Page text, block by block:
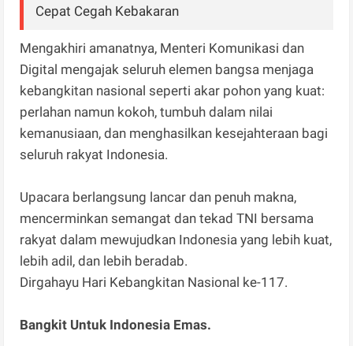
Cepat Cegah Kebakaran
Mengakhiri amanatnya, Menteri Komunikasi dan
Digital mengajak seluruh elemen bangsa menjaga
kebangkitan nasional seperti akar pohon yang kuat:
perlahan namun kokoh, tumbuh dalam nilai
kemanusiaan, dan menghasilkan kesejahteraan bagi
seluruh rakyat Indonesia.
Upacara berlangsung lancar dan penuh makna,
mencerminkan semangat dan tekad TNI bersama
rakyat dalam mewujudkan Indonesia yang lebih kuat,
lebih adil, dan lebih beradab.
Dirgahayu Hari Kebangkitan Nasional ke-117.
Bangkit Untuk Indonesia Emas.